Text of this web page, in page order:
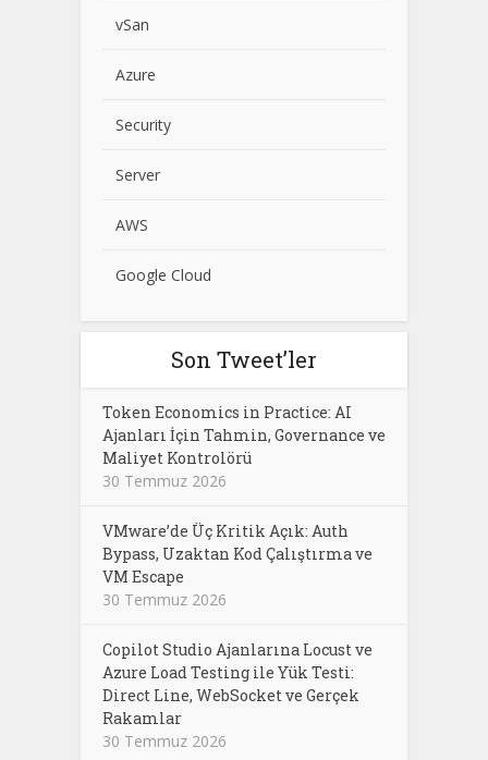
vSan
Azure
Security
Server
AWS
Google Cloud
Son Tweet’ler
Token Economics in Practice: AI
Ajanları İçin Tahmin, Governance ve
Maliyet Kontrolörü
30 Temmuz 2026
VMware’de Üç Kritik Açık: Auth
Bypass, Uzaktan Kod Çalıştırma ve
VM Escape
30 Temmuz 2026
Copilot Studio Ajanlarına Locust ve
Azure Load Testing ile Yük Testi:
Direct Line, WebSocket ve Gerçek
Rakamlar
30 Temmuz 2026